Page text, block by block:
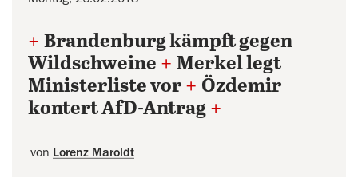
+ Brandenburg kämpft gegen
Wildschweine + Merkel legt
Ministerliste vor + Özdemir
kontert AfD-Antrag +
von Lorenz Maroldt